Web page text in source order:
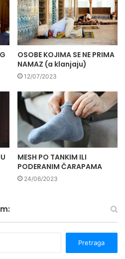
OSOBE KOJIMA SE NE PRIMA
NAMAZ (a klanjaju)
12/07/2023
MESH PO TANKIM ILI
PODERANIM ČARAPAMA
24/06/2023